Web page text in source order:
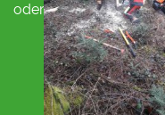
oder nach